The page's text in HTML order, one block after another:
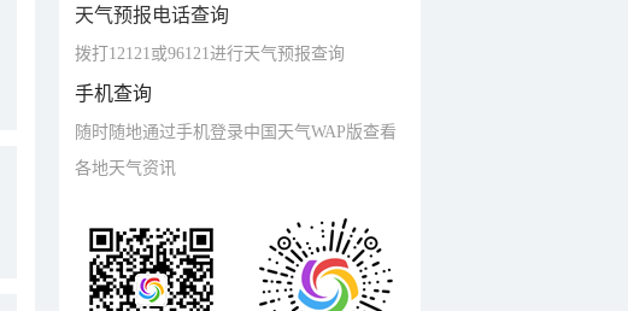
天气预报电话查询
拨打12121或96121进行天气预报查询
手机查询
随时随地通过手机登录中国天气WAP版查看
各地天气资讯